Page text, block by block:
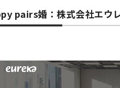
pairs婚：株式会社エウ